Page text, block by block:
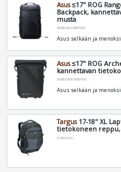
Asus≤17" ROG
Backpack,
musta
90XB06L0-BBP000
Asus selkään ja
Asus≤17" ROG
kannettavan
90XB07M0-BBP000
Asus selkään ja
Targus17-18" XL
tietokoneen
TCB001EU